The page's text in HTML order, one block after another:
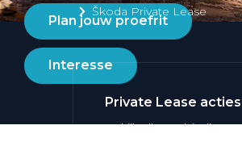
Škoda Private Lease
Private Lease acties
Bekijk alle aanbiedingen
Plan jouw proefrit
Interesse